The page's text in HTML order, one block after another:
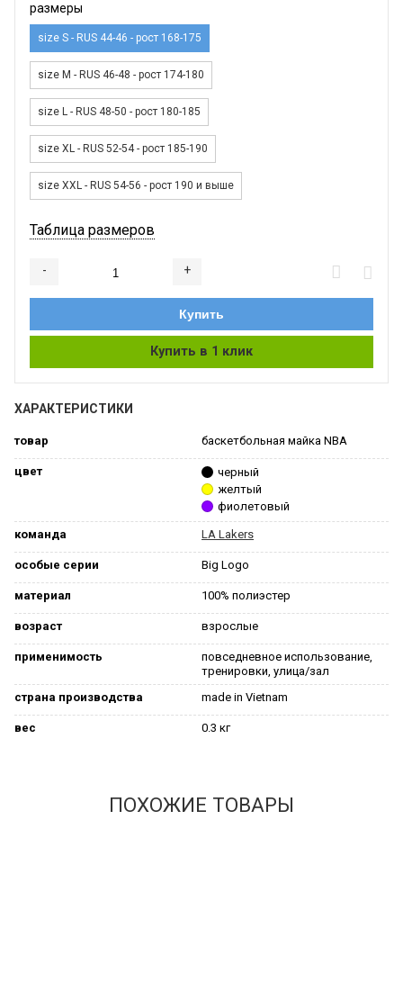
размеры
size S - RUS 44-46 - рост 168-175
size M - RUS 46-48 - рост 174-180
size L - RUS 48-50 - рост 180-185
size XL - RUS 52-54 - рост 185-190
size XXL - RUS 54-56 - рост 190 и выше
Таблица размеров
- +
Купить
Купить в 1 клик
ХАРАКТЕРИСТИКИ
товар баскетбольная майка NBA
цвет
черный
желтый
фиолетовый
команда LA Lakers
особые серии Big Logo
материал 100% полиэстер
возраст взрослые
применимость
повседневное использование,
тренировки, улица/зал
страна производства
made in Vietnam
вес 0.3 кг
ПОХОЖИЕ ТОВАРЫ